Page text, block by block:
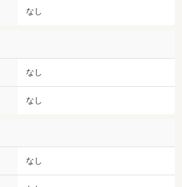
なし
なし
なし
なし